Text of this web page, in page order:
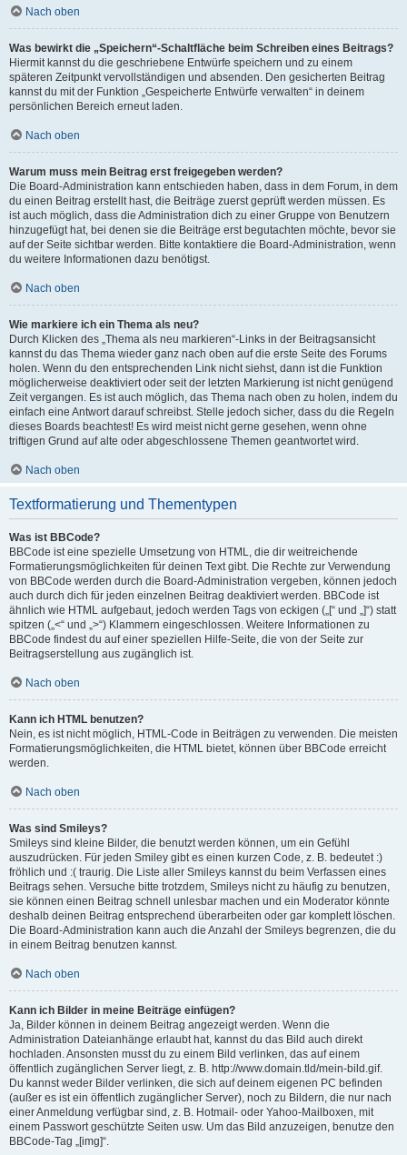
Nach oben
Was bewirkt die „Speichern“-Schaltfläche beim Schreiben eines Beitrags?
Hiermit kannst du die geschriebene Entwürfe speichern und zu einem
späteren Zeitpunkt vervollständigen und absenden. Den gesicherten Beitrag
kannst du mit der Funktion „Gespeicherte Entwürfe verwalten“ in deinem
persönlichen Bereich erneut laden.
Nach oben
Warum muss mein Beitrag erst freigegeben werden?
Die Board-Administration kann entschieden haben, dass in dem Forum, in dem
du einen Beitrag erstellt hast, die Beiträge zuerst geprüft werden müssen. Es
ist auch möglich, dass die Administration dich zu einer Gruppe von Benutzern
hinzugefügt hat, bei denen sie die Beiträge erst begutachten möchte, bevor sie
auf der Seite sichtbar werden. Bitte kontaktiere die Board-Administration, wenn
du weitere Informationen dazu benötigst.
Nach oben
Wie markiere ich ein Thema als neu?
Durch Klicken des „Thema als neu markieren“-Links in der Beitragsansicht
kannst du das Thema wieder ganz nach oben auf die erste Seite des Forums
holen. Wenn du den entsprechenden Link nicht siehst, dann ist die Funktion
möglicherweise deaktiviert oder seit der letzten Markierung ist nicht genügend
Zeit vergangen. Es ist auch möglich, das Thema nach oben zu holen, indem du
einfach eine Antwort darauf schreibst. Stelle jedoch sicher, dass du die Regeln
dieses Boards beachtest! Es wird meist nicht gerne gesehen, wenn ohne
triftigen Grund auf alte oder abgeschlossene Themen geantwortet wird.
Nach oben
Textformatierung und Thementypen
Was ist BBCode?
BBCode ist eine spezielle Umsetzung von HTML, die dir weitreichende
Formatierungsmöglichkeiten für deinen Text gibt. Die Rechte zur Verwendung
von BBCode werden durch die Board-Administration vergeben, können jedoch
auch durch dich für jeden einzelnen Beitrag deaktiviert werden. BBCode ist
ähnlich wie HTML aufgebaut, jedoch werden Tags von eckigen („[“ und „]“) statt
spitzen („<“ und „>“) Klammern eingeschlossen. Weitere Informationen zu
BBCode findest du auf einer speziellen Hilfe-Seite, die von der Seite zur
Beitragserstellung aus zugänglich ist.
Nach oben
Kann ich HTML benutzen?
Nein, es ist nicht möglich, HTML-Code in Beiträgen zu verwenden. Die meisten
Formatierungsmöglichkeiten, die HTML bietet, können über BBCode erreicht
werden.
Nach oben
Was sind Smileys?
Smileys sind kleine Bilder, die benutzt werden können, um ein Gefühl
auszudrücken. Für jeden Smiley gibt es einen kurzen Code, z. B. bedeutet :)
fröhlich und :( traurig. Die Liste aller Smileys kannst du beim Verfassen eines
Beitrags sehen. Versuche bitte trotzdem, Smileys nicht zu häufig zu benutzen,
sie können einen Beitrag schnell unlesbar machen und ein Moderator könnte
deshalb deinen Beitrag entsprechend überarbeiten oder gar komplett löschen.
Die Board-Administration kann auch die Anzahl der Smileys begrenzen, die du
in einem Beitrag benutzen kannst.
Nach oben
Kann ich Bilder in meine Beiträge einfügen?
Ja, Bilder können in deinem Beitrag angezeigt werden. Wenn die
Administration Dateianhänge erlaubt hat, kannst du das Bild auch direkt
hochladen. Ansonsten musst du zu einem Bild verlinken, das auf einem
öffentlich zugänglichen Server liegt, z. B. http://www.domain.tld/mein-bild.gif.
Du kannst weder Bilder verlinken, die sich auf deinem eigenen PC befinden
(außer es ist ein öffentlich zugänglicher Server), noch zu Bildern, die nur nach
einer Anmeldung verfügbar sind, z. B. Hotmail- oder Yahoo-Mailboxen, mit
einem Passwort geschützte Seiten usw. Um das Bild anzuzeigen, benutze den
BBCode-Tag „[img]“.